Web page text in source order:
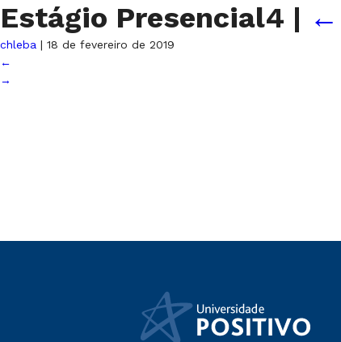
Estágio Presencial4 | ←
chleba | 18 de fevereiro de 2019
←
→